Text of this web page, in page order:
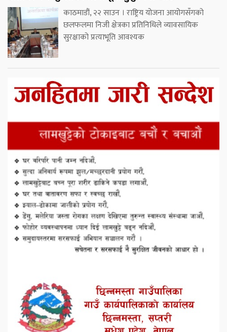
काठमाडौं, २२ साउन । राष्ट्रिय योजना आयोगसँगको
छलफलमा निजी क्षेत्रका प्रतिनिधिले व्यावसायिक
सुरक्षाको प्रत्याभूति आवश्यक